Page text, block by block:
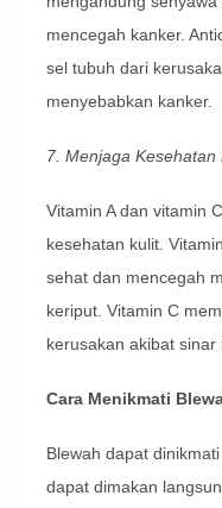
mencegah kanker.
sel tubuh dari
menyebabkan kanker.
7. Menjaga Kesehatan
Vitamin A dan vitamin
kesehatan kulit.
sehat dan mencegah
keriput. Vitamin C
kerusakan akibat sinar
Cara Menikmati
Blewah dapat
dapat dimakan